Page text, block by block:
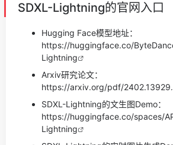
SDXL-Lightning的官网入口
Hugging Face模型地址：
https://huggingface.co/
Lightning
Arxiv研究论文：
https://arxiv.org/pdf/
SDXL-Lightning的文生图Demo：
https://huggingface.co/spaces/
Lightning